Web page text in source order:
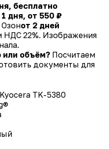
бесплатно
1 дня, от 550 ₽
от 2 дней
НДС 22%. Изображения
или объём? Посчитаем
документы для
TK-5380